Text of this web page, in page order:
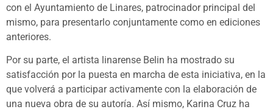
con el Ayuntamiento de Linares, patrocinador principal del
mismo, para presentarlo conjuntamente como en ediciones
anteriores.
Por su parte, el artista linarense Belin ha mostrado su
satisfacción por la puesta en marcha de esta iniciativa, en la
que volverá a participar activamente con la elaboración de
una nueva obra de su autoría. Así mismo, Karina Cruz ha